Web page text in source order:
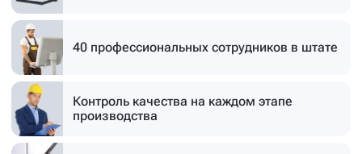
40 профессиональных сотрудников в штате
Контроль качества на каждом этапе
производства